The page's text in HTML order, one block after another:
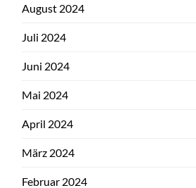
August 2024
Juli 2024
Juni 2024
Mai 2024
April 2024
März 2024
Februar 2024